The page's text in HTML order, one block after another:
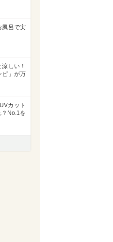
風呂で実
しい！
ピ」が万
カット
No.​1を